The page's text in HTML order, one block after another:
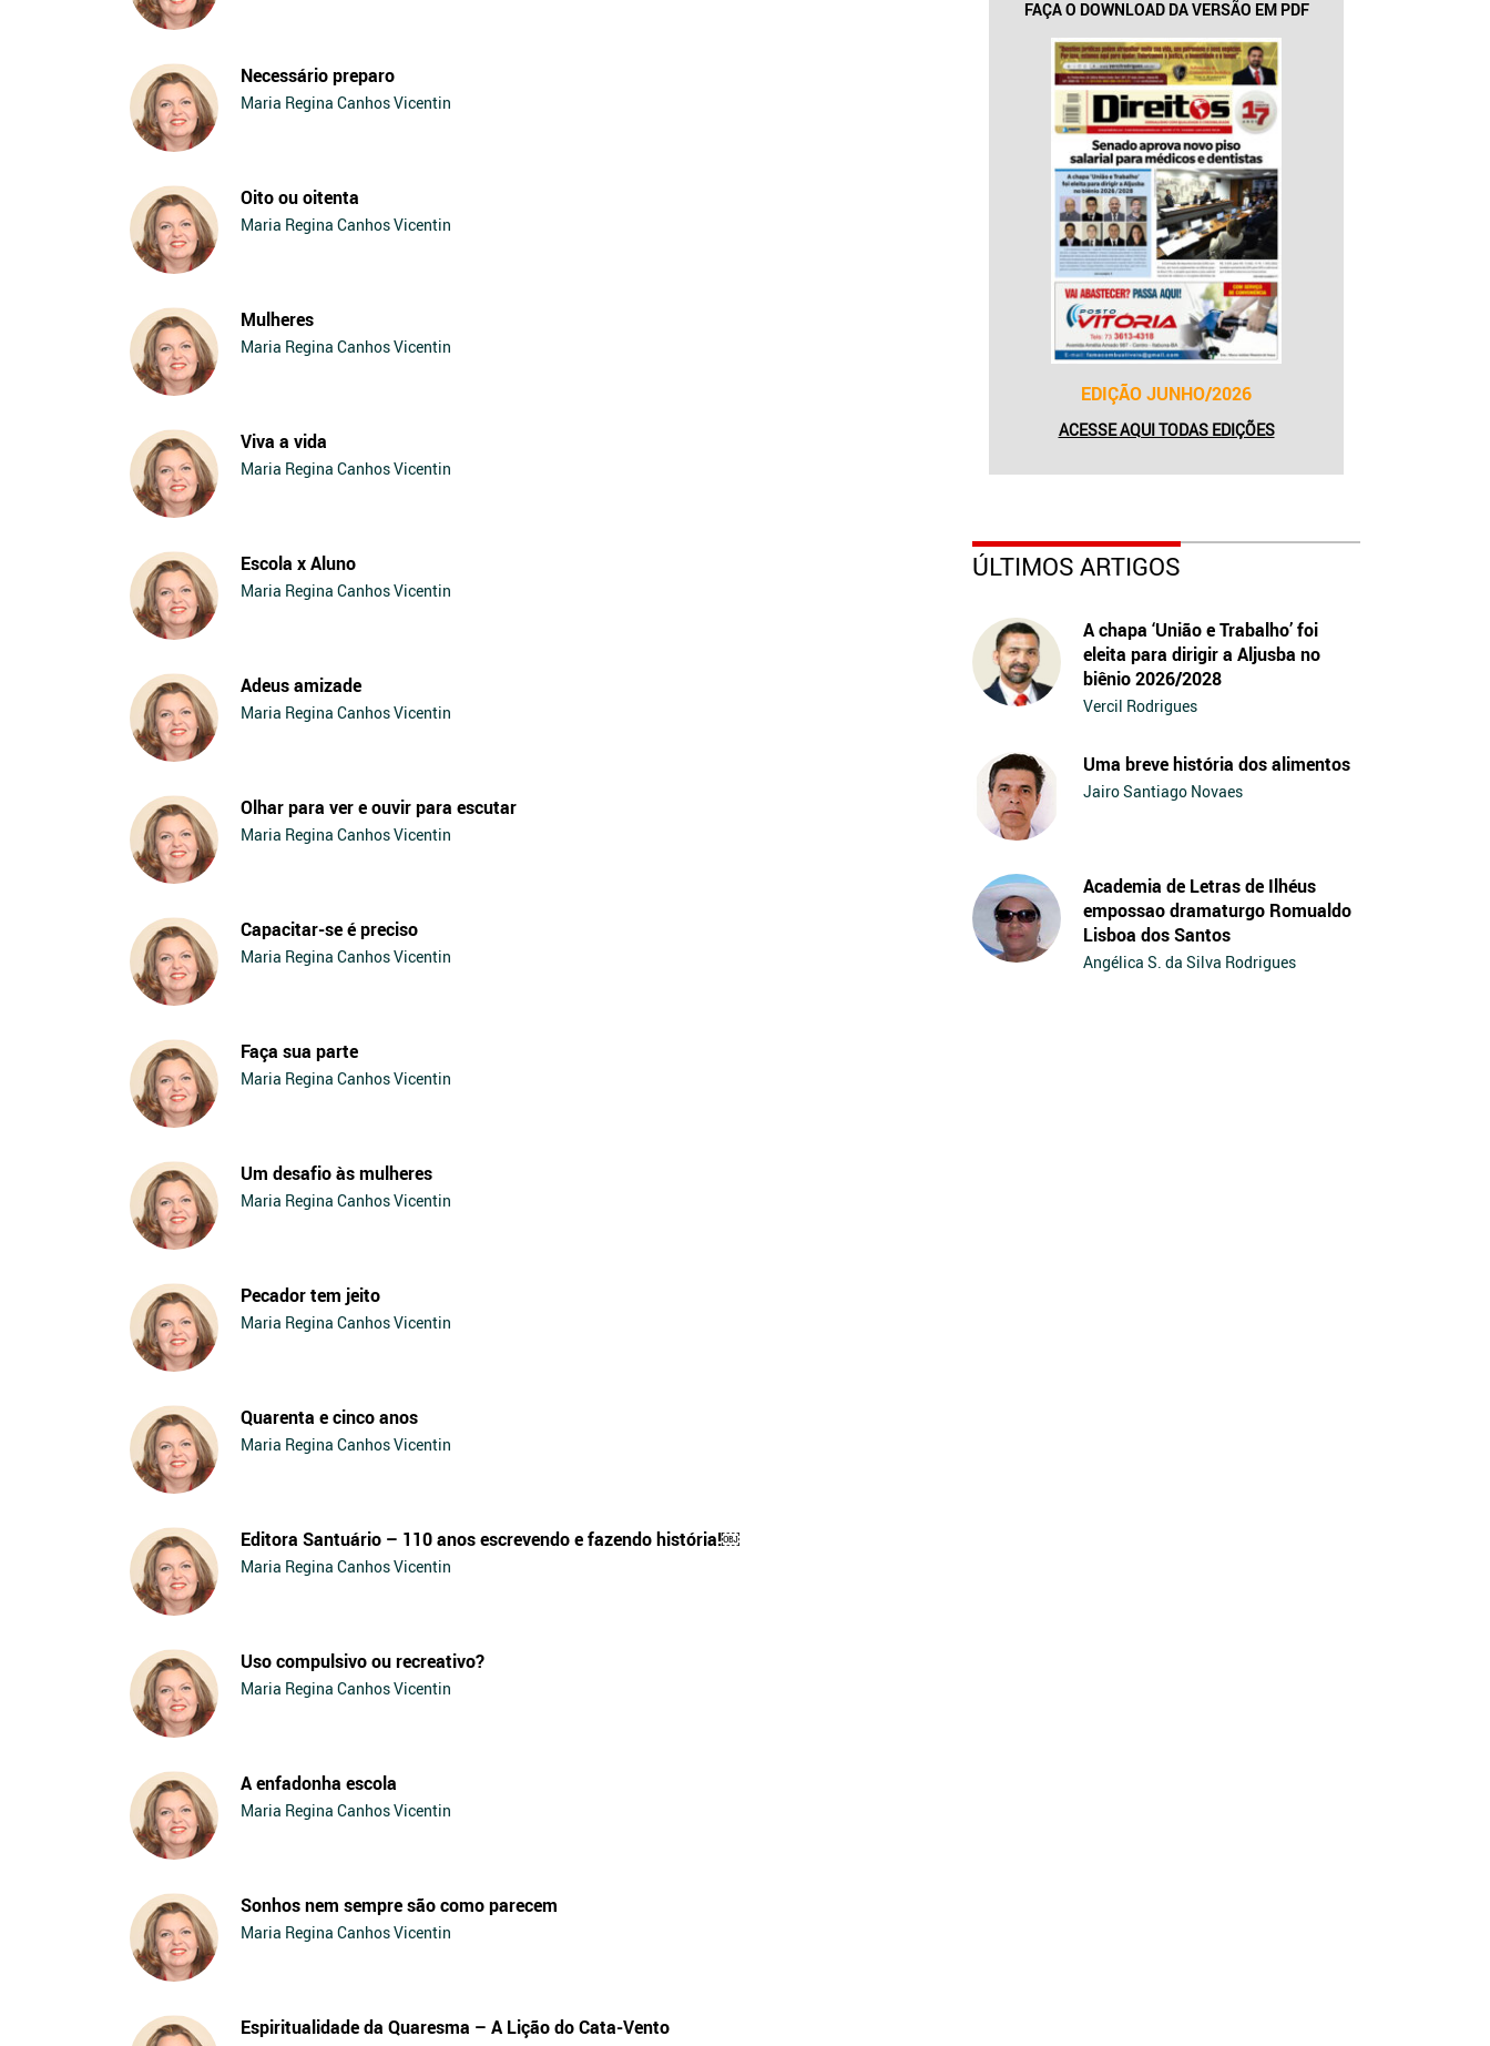
Necessário preparo
Maria Regina Canhos Vicentin
Oito ou oitenta
Maria Regina Canhos Vicentin
Mulheres
Maria Regina Canhos Vicentin
Viva a vida
Maria Regina Canhos Vicentin
Escola x Aluno
Maria Regina Canhos Vicentin
Adeus amizade
Maria Regina Canhos Vicentin
Olhar para ver e ouvir para escutar
Maria Regina Canhos Vicentin
Capacitar-se é preciso
Maria Regina Canhos Vicentin
Faça sua parte
Maria Regina Canhos Vicentin
Um desafio às mulheres
Maria Regina Canhos Vicentin
Pecador tem jeito
Maria Regina Canhos Vicentin
Quarenta e cinco anos
Maria Regina Canhos Vicentin
Editora Santuário – 110 anos escrevendo e fazendo história!￼
Maria Regina Canhos Vicentin
Uso compulsivo ou recreativo?
Maria Regina Canhos Vicentin
A enfadonha escola
Maria Regina Canhos Vicentin
Sonhos nem sempre são como parecem
Maria Regina Canhos Vicentin
Espiritualidade da Quaresma – A Lição do Cata-Vento
FAÇA O DOWNLOAD DA VERSÃO EM PDF
EDIÇÃO JUNHO/2026
ACESSE AQUI TODAS EDIÇÕES
ÚLTIMOS ARTIGOS
A chapa ‘União e Trabalho’ foi
eleita para dirigir a Aljusba no
biênio 2026/2028
Vercil Rodrigues
Uma breve história dos alimentos
Jairo Santiago Novaes
Academia de Letras de Ilhéus
empossao dramaturgo Romualdo
Lisboa dos Santos
Angélica S. da Silva Rodrigues